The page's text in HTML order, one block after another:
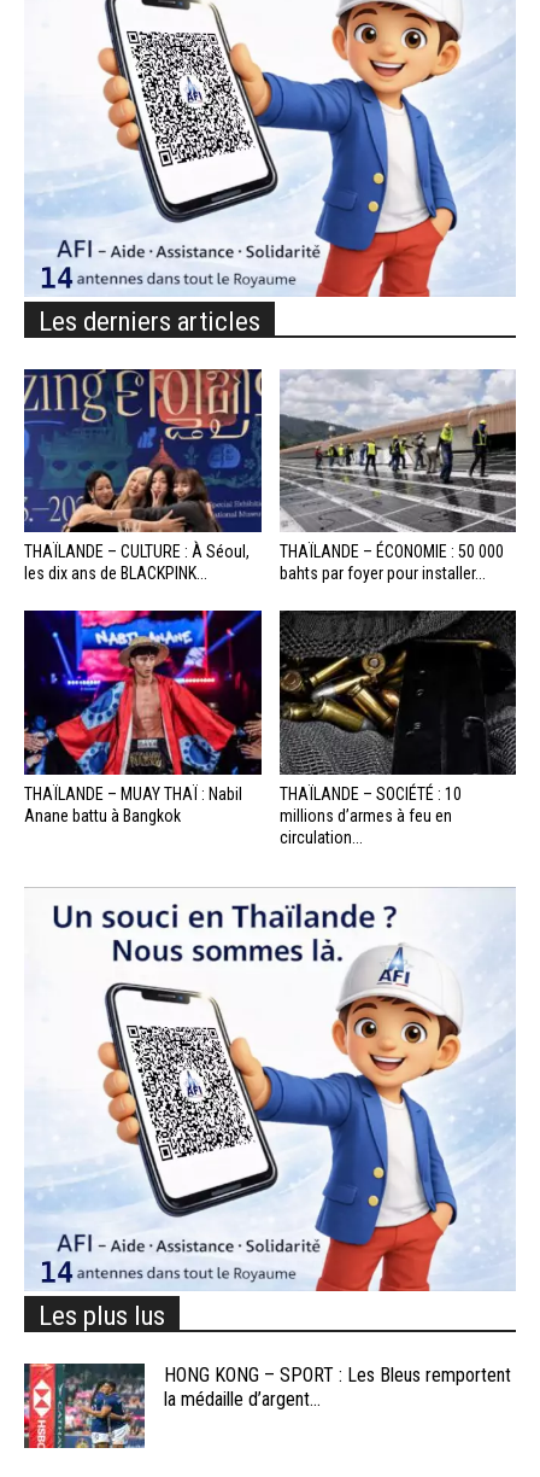
Les derniers articles
THAÏLANDE – CULTURE : À Séoul,
les dix ans de BLACKPINK...
THAÏLANDE – ÉCONOMIE : 50 000
bahts par foyer pour installer...
THAÏLANDE – MUAY THAÏ : Nabil
Anane battu à Bangkok
THAÏLANDE – SOCIÉTÉ : 10
millions d’armes à feu en
circulation...
Les plus lus
HONG KONG – SPORT : Les Bleus remportent
la médaille d’argent...